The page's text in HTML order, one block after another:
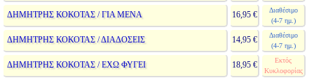
ΔΗΜΗΤΡΗΣ ΚΟΚΟΤΑΣ / ΓΙΑ ΜΕΝΑ 16,95 €
Διαθέσιμο
(4-7 ημ.)
ΔΗΜΗΤΡΗΣ ΚΟΚΟΤΑΣ / ΔΙΑΔΟΣΕΙΣ 14,95 €
Διαθέσιμο
(4-7 ημ.)
ΔΗΜΗΤΡΗΣ ΚΟΚΟΤΑΣ / ΕΧΩ ΦΥΓΕΙ 18,95 €
Εκτός
Κυκλοφορίας